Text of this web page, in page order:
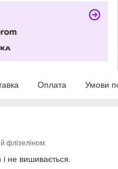
Оплата Умови
флізеліном.
не вишивається.